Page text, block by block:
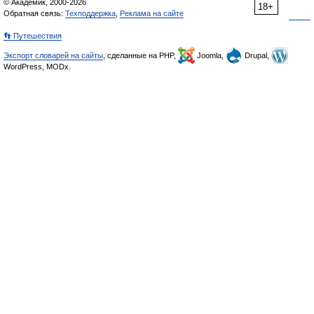
18+
© Академик, 2000-2026
Обратная связь: Техподдержка Реклама на сайте
👣 Путешествия
Экспорт словарей на сайты , сделанные на PHP, Joomla,
Drupal,
WordPress, MODx.